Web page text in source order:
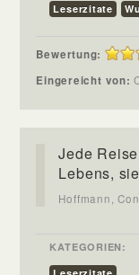
Leserzitate
Bewertung:
Eingereicht von:
Jede
Lebens,
Hoffmann,
KATEGORIEN: